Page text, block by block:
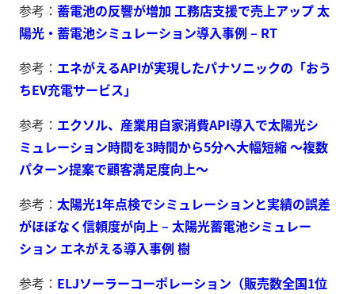
参考： 蓄電池の反響が増加 工務店支援で売上アップ 太
陽光・蓄電池シミュレーション導入事例 – RT
参考： エネがえるAPIが実現したパナソニックの「おう
ちEV充電サービス」
参考： エクソル、産業用自家消費API導入で太陽光シ
ミュレーション時間を3時間から5分へ大幅短縮 〜複数
パターン提案で顧客満足度向上〜
参考： 太陽光1年点検でシミュレーションと実績の誤差
がほぼなく信頼度が向上 – 太陽光蓄電池シミュレー
ション エネがえる導入事例 樹
参考： ELJソーラーコーポレーション（販売数全国1位